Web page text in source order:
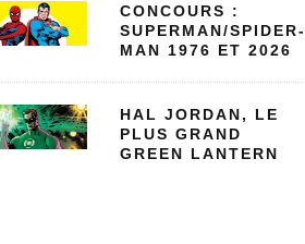
CONCOURS :
SUPERMAN/SPIDER-
MAN 1976 ET 2026
HAL JORDAN, LE
PLUS GRAND
GREEN LANTERN